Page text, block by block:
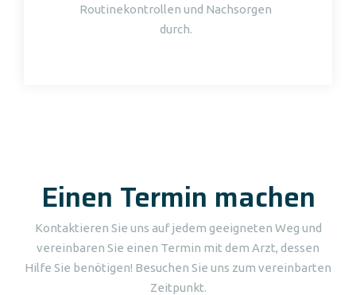
Routinekontrollen und Nachsorgen
durch.
Einen Termin machen
Kontaktieren Sie uns auf jedem geeigneten Weg und
vereinbaren Sie einen Termin mit dem Arzt, dessen
Hilfe Sie benötigen! Besuchen Sie uns zum vereinbarten
Zeitpunkt.